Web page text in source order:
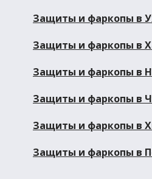
Защиты и фаркопы в
Защиты и фаркопы в
Защиты и фаркопы в
Защиты и фаркопы в
Защиты и фаркопы в
Защиты и фаркопы в